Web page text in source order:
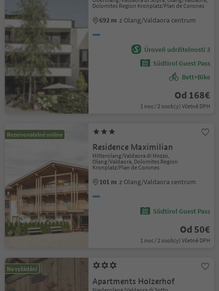
Dolomites Region Kronplatz/Plan de Corones
692 m z Olang/Valdaora centrum
Úroveň udržitelnosti 3
Südtirol Guest Pass
Bett+Bike
Od 168€
1 noc / 2 osob(y) Včetně DPH
Rezervovatelné online
Residence Maximilian
Mitterolang/Valdaora di Mezzo,
Olang/Valdaora, Dolomites Region
Kronplatz/Plan de Corones
101 m z Olang/Valdaora centrum
Südtirol Guest Pass
Od 50€
1 noc / 2 osob(y) Včetně DPH
Na vyžádání
Apartments Holzerhof